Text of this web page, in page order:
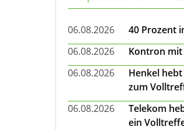
06.08.2026
40 Prozent
06.08.2026
Kontron mit
06.08.2026
Henkel
zum
06.08.2026
Telekom
ein